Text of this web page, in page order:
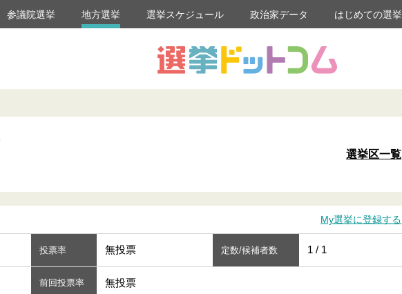
参議院選挙 地方選挙 選挙スケジュール 政治家データ はじめての選挙
選挙区一覧
My選挙に登録する
投票率 無投票 定数/候補者数 1 / 1
前回投票率 無投票